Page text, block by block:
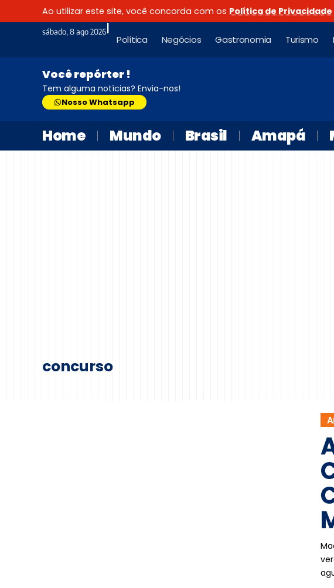
Ao utilizar este site, você concorda com os Política de Privacidade
sábado, 8 ago 2026|
Política Negócios Gastronomia Turismo
Você repórter !
Tem alguma notícias? Envia-nos!
Nosso Whatsapp
Home Mundo Brasil Amapá
concurso